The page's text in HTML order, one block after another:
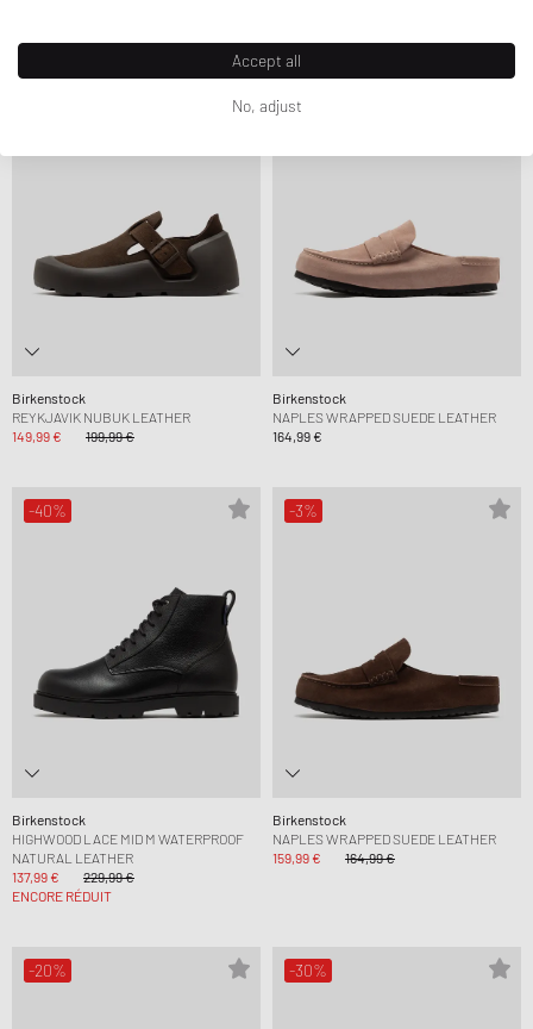
Birkenstock
REYKJAVIK NUBUK LEATHER
149,99 €
199,99 €
Birkenstock
NAPLES WRAPPED SUEDE LEATHER
164,99 €
-40%
Birkenstock
HIGHWOOD LACE MID M WATERPROOF
NATURAL LEATHER
137,99 €
229,99 €
ENCORE RÉDUIT
-3%
Birkenstock
NAPLES WRAPPED SUEDE LEATHER
159,99 €
164,99 €
-20% -30%
Accept all
No, adjust